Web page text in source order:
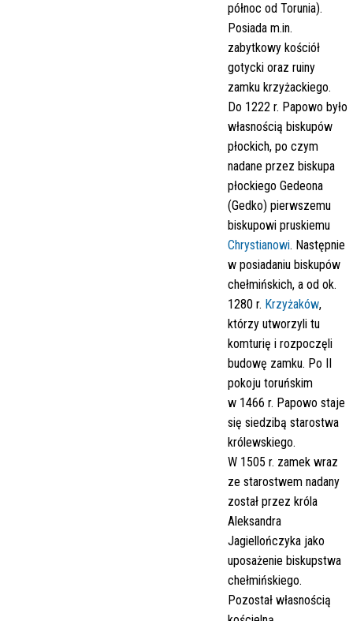
północ od Torunia).
Posiada m.in.
zabytkowy kościół
gotycki oraz ruiny
zamku krzyżackiego.
Do 1222 r. Papowo było
własnością biskupów
płockich, po czym
nadane przez biskupa
płockiego Gedeona
(Gedko) pierwszemu
biskupowi pruskiemu
Chrystianowi. Następnie
w posiadaniu biskupów
chełmińskich, a od ok.
1280 r. Krzyżaków,
którzy utworzyli tu
komturię i rozpoczęli
budowę zamku. Po II
pokoju toruńskim
w 1466 r. Papowo staje
się siedzibą starostwa
królewskiego.
W 1505 r. zamek wraz
ze starostwem nadany
został przez króla
Aleksandra
Jagiellończyka jako
uposażenie biskupstwa
chełmińskiego.
Pozostał własnością